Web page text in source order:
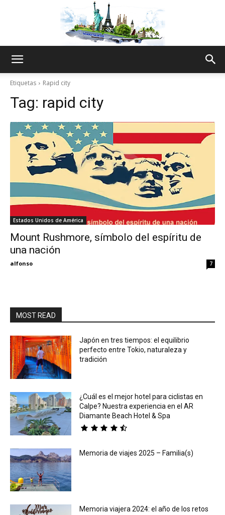
Thru
My
Etiquetas Rapid city
Tag: rapid city
Estados Unidos de América
Mount Rushmore, símbolo del espíritu de
una nación
alfonso 7
MOST READ
Japón en tres tiempos: el equilibrio
perfecto entre Tokio, naturaleza y
tradición
¿Cuál es el mejor hotel para ciclistas en
Calpe? Nuestra experiencia en el AR
Diamante Beach Hotel & Spa
Memoria de viajes 2025 – Familia(s)
Memoria viajera 2024: el año de los retos